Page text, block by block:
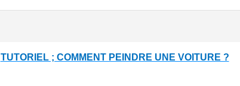
TUTORIEL ; COMMENT PEINDRE UNE VOITURE ?